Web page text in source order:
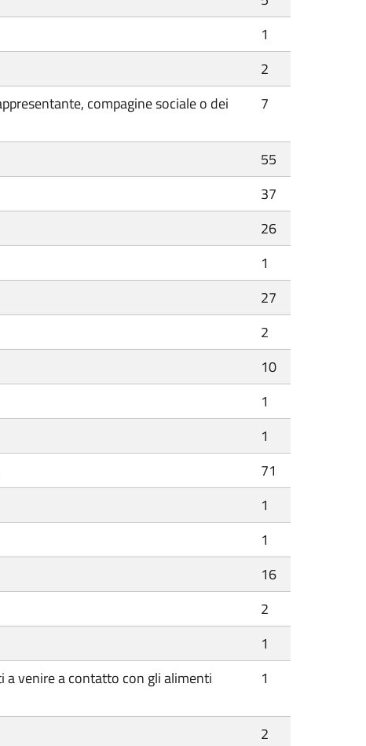
1
2
compagine sociale o dei
7
55
37
26
1
27
2
10
1
1
71
1
1
16
2
1
venire a contatto con gli alimenti
1
2